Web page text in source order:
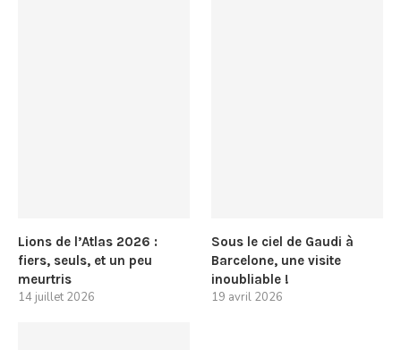
Lions de l’Atlas 2026 :
fiers, seuls, et un peu
meurtris
14 juillet 2026
Sous le ciel de Gaudi à
Barcelone, une visite
inoubliable !
19 avril 2026